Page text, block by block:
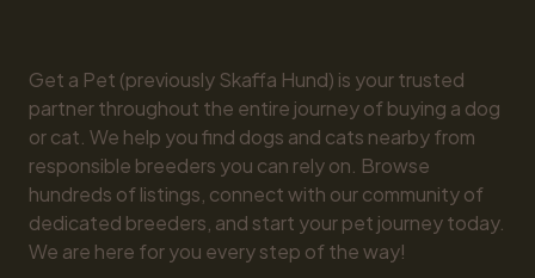
Get a Pet (previously Skaffa Hund) is your trusted
partner throughout the entire journey of buying a dog
or cat. We help you find dogs and cats nearby from
responsible breeders you can rely on. Browse
hundreds of listings, connect with our community of
dedicated breeders, and start your pet journey today.
We are here for you every step of the way!